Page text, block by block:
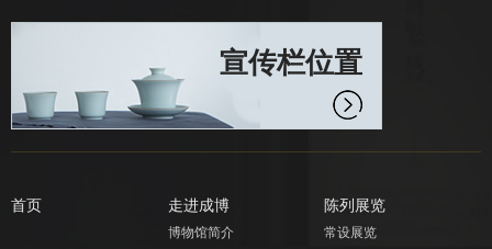
宣传栏位置
首页 走进成博
博物馆简介
陈列展览
常设展览